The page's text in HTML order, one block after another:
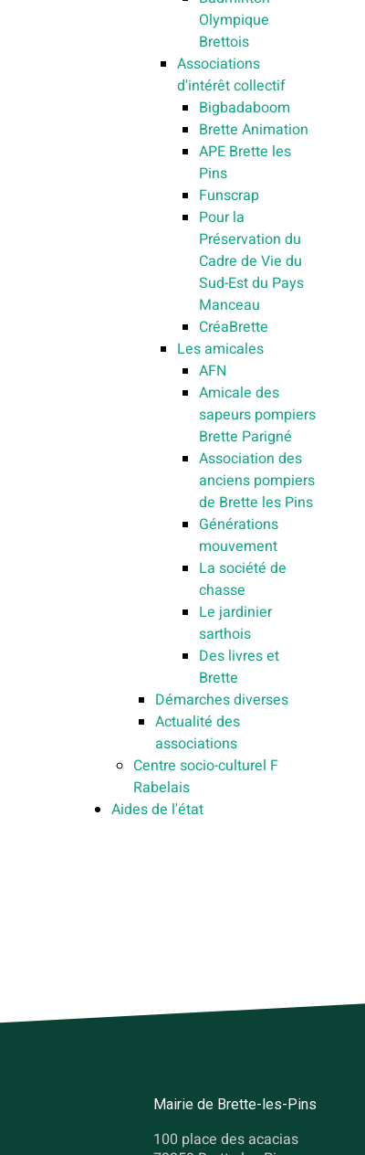
Olympique
Brettois
Associations
d'intérêt collectif
Bigbadaboom
Brette Animation
APE Brette les
Pins
Funscrap
Pour la
Préservation du
Cadre de Vie du
Sud-Est du Pays
Manceau
CréaBrette
Les amicales
AFN
Amicale des
sapeurs pompiers
Brette Parigné
Association des
anciens pompiers
de Brette les Pins
Générations
mouvement
La société de
chasse
Le jardinier
sarthois
Des livres et
Brette
Démarches diverses
Actualité des
associations
Centre socio-culturel F
Rabelais
Aides de l'état
Mairie de Brette-les-Pins
100 place des acacias